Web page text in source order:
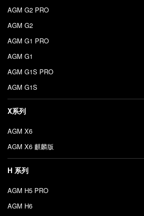
AGM G2 PRO
AGM G2
AGM G1 PRO
AGM G1
AGM G1S PRO
AGM G1S
X系列
AGM X6
AGM X6 麒麟版
H 系列
AGM H5 PRO
AGM H6